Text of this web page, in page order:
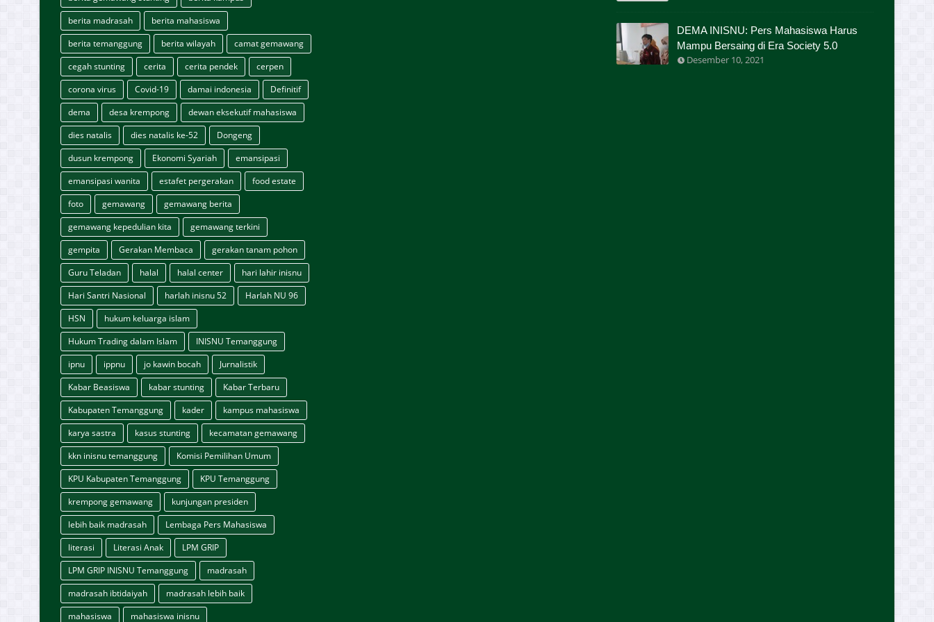
berita madrasah
berita mahasiswa
berita temanggung
berita wilayah
camat gemawang
cegah stunting
cerita cerita pendek
cerpen
corona virus
Covid-19 damai indonesia
Definitif
dema
desa krempong
dewan eksekutif mahasiswa
dies natalis
dies natalis ke-52
Dongeng
dusun krempong
Ekonomi Syariah
emansipasi
emansipasi wanita
estafet pergerakan
food estate
foto
gemawang
gemawang berita
gemawang kepedulian kita
gemawang terkini
gempita
Gerakan Membaca
gerakan tanam pohon
Guru Teladan
halal halal center
hari lahir inisnu
Hari Santri Nasional
harlah inisnu 52
Harlah NU 96
HSN
hukum keluarga islam
Hukum Trading dalam Islam
INISNU Temanggung
ipnu
ippnu jo kawin bocah
Jurnalistik
Kabar Beasiswa
kabar stunting
Kabar Terbaru
Kabupaten Temanggung
kader
kampus mahasiswa
karya sastra
kasus stunting
kecamatan gemawang
kkn inisnu temanggung
Komisi Pemilihan Umum
KPU Kabupaten Temanggung
KPU Temanggung
krempong gemawang
kunjungan presiden
lebih baik madrasah
Lembaga Pers Mahasiswa
literasi
Literasi Anak
LPM GRIP
LPM GRIP INISNU Temanggung
madrasah
madrasah ibtidaiyah
madrasah lebih baik
mahasiswa
mahasiswa inisnu
DEMA INISNU: Pers Mahasiswa Harus
Mampu Bersaing di Era Society 5.0
Desember 10, 2021